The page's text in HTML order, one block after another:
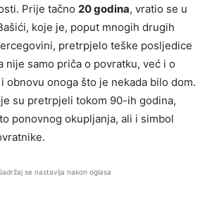
Prije tačno 20 godina, vratio se u
koje je, poput mnogih drugih
pretrpjelo teške posljedice
nije samo priča o povratku, već i o
obnovu onoga što je nekada bilo dom.
su pretrpjeli tokom 90-ih godina,
ponovnog okupljanja, ali i simbol
se nastavlja nakon oglasa